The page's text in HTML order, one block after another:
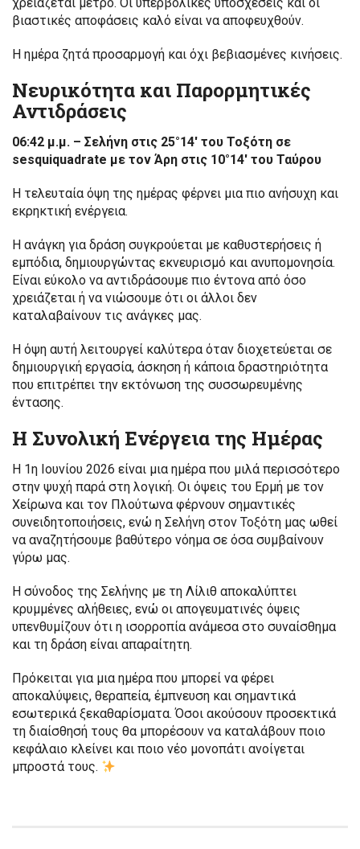
βιαστικές αποφάσεις καλό είναι να αποφευχθούν.
Η ημέρα ζητά προσαρμογή και όχι βεβιασμένες κινήσεις.
Νευρικότητα και Παρορμητικές
Αντιδράσεις
06:42 μ.μ. – Σελήνη στις 25°14′ του Τοξότη σε
sesquiquadrate με τον Άρη στις 10°14′ του Ταύρου
Η τελευταία όψη της ημέρας φέρνει μια πιο ανήσυχη και
εκρηκτική ενέργεια.
Η ανάγκη για δράση συγκρούεται με καθυστερήσεις ή
εμπόδια, δημιουργώντας εκνευρισμό και ανυπομονησία.
Είναι εύκολο να αντιδράσουμε πιο έντονα από όσο
χρειάζεται ή να νιώσουμε ότι οι άλλοι δεν
καταλαβαίνουν τις ανάγκες μας.
Η όψη αυτή λειτουργεί καλύτερα όταν διοχετεύεται σε
δημιουργική εργασία, άσκηση ή κάποια δραστηριότητα
που επιτρέπει την εκτόνωση της συσσωρευμένης
έντασης.
Η Συνολική Ενέργεια της Ημέρας
Η 1η Ιουνίου 2026 είναι μια ημέρα που μιλά περισσότερο
στην ψυχή παρά στη λογική. Οι όψεις του Ερμή με τον
Χείρωνα και τον Πλούτωνα φέρνουν σημαντικές
συνειδητοποιήσεις, ενώ η Σελήνη στον Τοξότη μας ωθεί
να αναζητήσουμε βαθύτερο νόημα σε όσα συμβαίνουν
γύρω μας.
Η σύνοδος της Σελήνης με τη Λίλιθ αποκαλύπτει
κρυμμένες αλήθειες, ενώ οι απογευματινές όψεις
υπενθυμίζουν ότι η ισορροπία ανάμεσα στο συναίσθημα
και τη δράση είναι απαραίτητη.
Πρόκειται για μια ημέρα που μπορεί να φέρει
αποκαλύψεις, θεραπεία, έμπνευση και σημαντικά
εσωτερικά ξεκαθαρίσματα. Όσοι ακούσουν προσεκτικά
τη διαίσθησή τους θα μπορέσουν να καταλάβουν ποιο
κεφάλαιο κλείνει και ποιο νέο μονοπάτι ανοίγεται
μπροστά τους.